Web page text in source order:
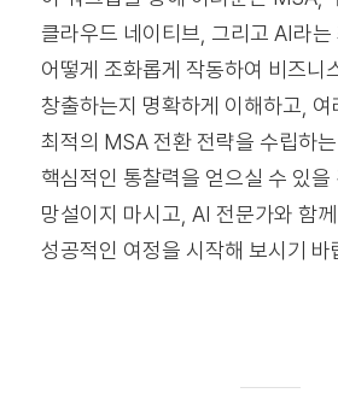
클라우드 네이티브, 그리고 AI라는
어떻게 조화롭게 작동하여 비즈니
창출하는지 명확하게 이해하고,
최적의 MSA 전환 전략을 수립하
핵심적인 통찰력을 얻으실 수 있을
망설이지 마시고, AI 전문가와 함
성공적인 여정을 시작해 보시기 바